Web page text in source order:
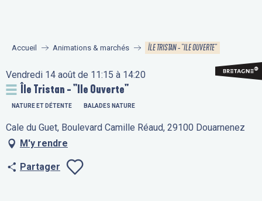
principal
Accueil Animations & marchés ÎLE TRISTAN - "ILE OUVERTE"
Vendredi 14 août de 11:15 à 14:20
Île Tristan - "Ile Ouverte"
NATURE ET DÉTENTE BALADES NATURE
Cale du Guet, Boulevard Camille Réaud, 29100 Douarnenez
M'y rendre
Partager